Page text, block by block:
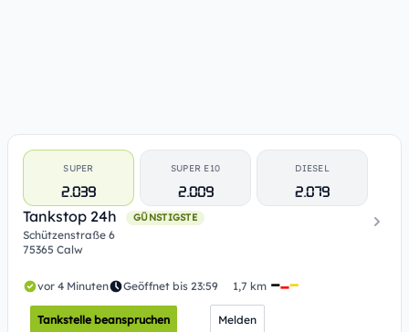
SUPER
2.039
SUPER E10
2.009
DIESEL
2.079
Tankstop 24h
GÜNSTIGSTE
Schützenstraße 6
75365 Calw
vor 4 Minuten Geöffnet bis 23:59 1,7 km
Tankstelle beanspruchen Melden